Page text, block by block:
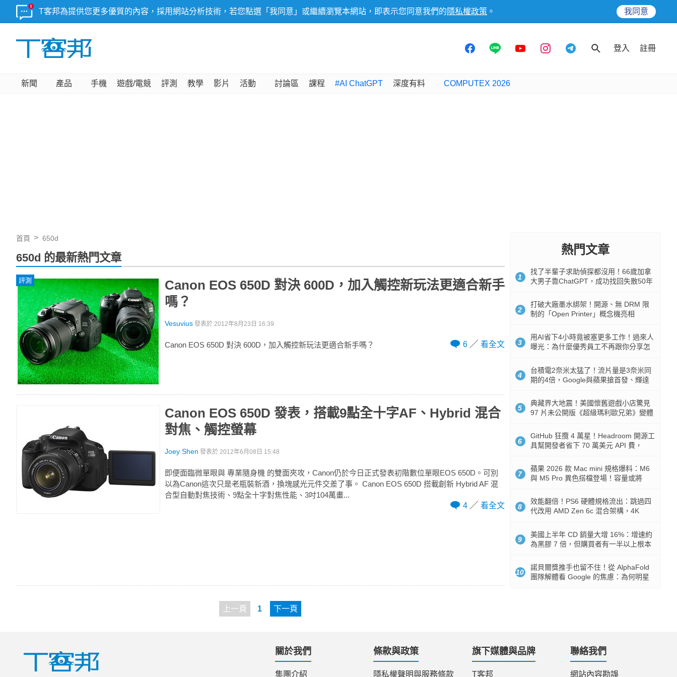
T客邦為提供您更多優質的內容，採用網站分析技術，若您點選「我同意」或繼續瀏覽本網站，即表示您同意我們的 隱私權政策 。 我同意
登入 註冊
新聞 產品 手機 遊戲/電競 評測 教學 影片 活動 討論區 課程 #AI ChatGPT 深度有料 COMPUTEX 2026
首頁 650d
650d 的最新熱門文章
評測
Canon EOS 650D 對決 600D，加入觸控新玩法更適合新手
嗎？
Vesuvius 發表於 2012年8月23日 16:39
Canon EOS 650D 對決 600D，加入觸控新玩法更適合新手嗎？ 6 看全文
Canon EOS 650D 發表，搭載9點全十字AF、Hybrid 混合
對焦、觸控螢幕
Joey Shen 發表於 2012年6月08日 15:48
即便面臨微單眼與 專業隨身機 的雙面夾攻，Canon仍於今日正式發表初階數位單眼EOS 650D。可別
以為Canon這次只是老瓶裝新酒，換塊感光元件交差了事。 Canon EOS 650D 搭載創新 Hybrid AF 混
合型自動對焦技術、9點全十字對焦性能、3吋104萬畫...
4
看全文
上一頁 1 下一頁
熱門文章
1
找了半輩子求助偵探都沒用！66歲加拿
大男子靠ChatGPT，成功找回失散50年
2
打破大廠墨水綁架！開源、無 DRM 限
制的「Open Printer」概念機亮相
3
用AI省下4小時竟被塞更多工作！過來人
曝光：為什麼優秀員工不再跟你分享怎
4
台積電2奈米太猛了！流片量是3奈米同
期的4倍，Google與蘋果搶首發、輝達
5
典藏界大地震！美國懷舊遊戲小店驚見
97 片未公開版《超級瑪利歐兄弟》變體
6
GitHub 狂攬 4 萬星！Headroom 開源工
具幫開發者省下 70 萬美元 API 費，
7
蘋果 2026 款 Mac mini 規格爆料：M6
與 M5 Pro 異色搭檔登場！容量或將
8
效能翻倍！PS6 硬體規格流出：跳過四
代改用 AMD Zen 6c 混合架構，4K
9
美國上半年 CD 銷量大增 16%：增速約
為黑膠 7 倍，但購買者有一半以上根本
10
諾貝爾獎推手也留不住！從 AlphaFold
團隊解體看 Google 的焦慮：為何明星
關於我們
集團介紹
條款與政策
隱私權聲明與服務條款
旗下媒體與品牌
T客邦
聯絡我們
網站內容勘誤